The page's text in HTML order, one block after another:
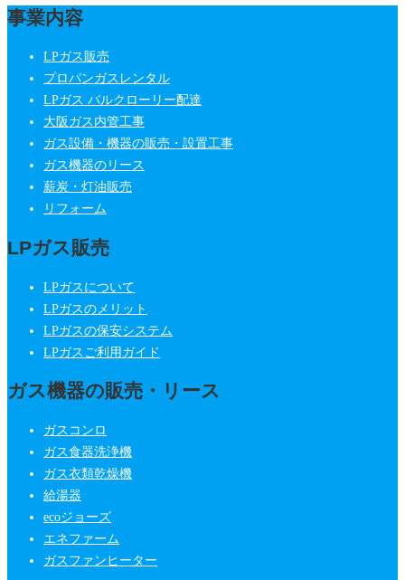
事業内容
LPガス販売
プロパンガスレンタル
LPガス バルクローリー配達
大阪ガス内管工事
ガス設備・機器の販売・設置工事
ガス機器のリース
薪炭・灯油販売
リフォーム
LPガス販売
LPガスについて
LPガスのメリット
LPガスの保安システム
LPガスご利用ガイド
ガス機器の販売・リース
ガスコンロ
ガス食器洗浄機
ガス衣類乾燥機
給湯器
ecoジョーズ
エネファーム
ガスファンヒーター